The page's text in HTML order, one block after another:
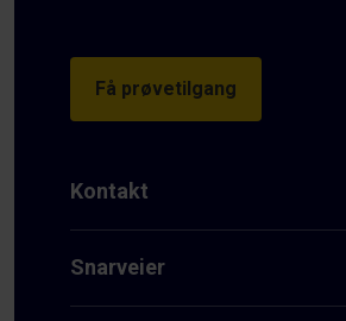
Få prøvetilgang
Kontakt
Snarveier